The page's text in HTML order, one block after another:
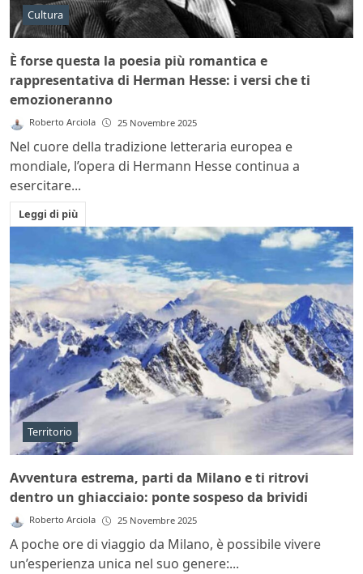
Cultura
È forse questa la poesia più romantica e
rappresentativa di Herman Hesse: i versi che ti
emozioneranno
Roberto Arciola 25 Novembre 2025
Nel cuore della tradizione letteraria europea e
mondiale, l’opera di Hermann Hesse continua a
esercitare...
Leggi di più
Territorio
Avventura estrema, parti da Milano e ti ritrovi
dentro un ghiacciaio: ponte sospeso da brividi
Roberto Arciola 25 Novembre 2025
A poche ore di viaggio da Milano, è possibile vivere
un’esperienza unica nel suo genere:...